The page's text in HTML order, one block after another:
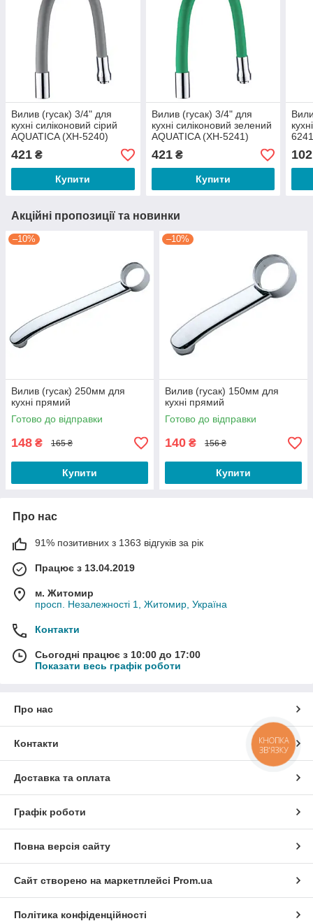
Вилив (гусак) 3/4" для
кухні силіконовий сірий
AQUATICA (XH-5240)
421 ₴
Купити
Вилив (гусак) 3/4" для
кухні силіконовий зелений
AQUATICA (XH-5241)
421₴
Купити
102
Акційні пропозиції та новинки
–10%
Вилив (гусак) 250мм для
кухні прямий
Готово до відправки
148 ₴ 165 ₴
Купити
–10%
Вилив (гусак) 150мм для
кухні прямий
Готово до відправки
140 ₴ 156 ₴
Купити
Про нас
91% позитивних з 1363 відгуків за рік
Працює з 13.04.2019
м. Житомир
просп. Незалежності 1, Житомир, Україна
Контакти
Сьогодні працює з 10:00 до 17:00
Показати весь графік роботи
Про нас
Контакти
Доставка та оплата
Графік роботи
Повна версія сайту
Сайт створено на маркетплейсі Prom.ua
Політика конфіденційності
КНОПКА
ЗВ'ЯЗКУ